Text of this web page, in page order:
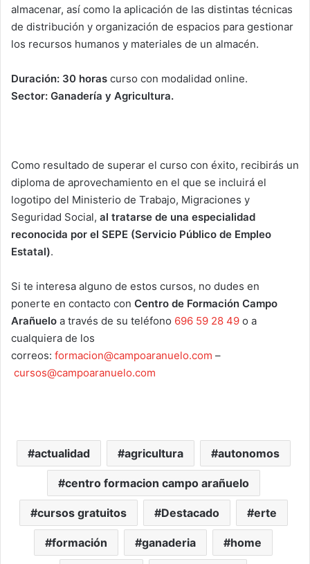
almacenar, así como la aplicación de las distintas técnicas
de distribución y organización de espacios para gestionar
los recursos humanos y materiales de un almacén.
Duración: 30 horas curso con modalidad online.
Sector: Ganadería y Agricultura.
Como resultado de superar el curso con éxito, recibirás un
diploma de aprovechamiento en el que se incluirá el
logotipo del Ministerio de Trabajo, Migraciones y
Seguridad Social, al tratarse de una especialidad
reconocida por el SEPE (Servicio Público de Empleo
Estatal).
Si te interesa alguno de estos cursos, no dudes en
ponerte en contacto con Centro de Formación Campo
Arañuelo a través de su teléfono 696 59 28 49 o a
cualquiera de los
correos: formacion@campoaranuelo.com –
cursos@campoaranuelo.com
actualidad agricultura autonomos
centro formacion campo arañuelo
cursos gratuitos Destacado erte
formación ganaderia home